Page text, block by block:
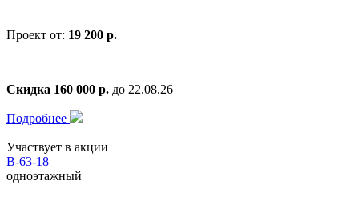
Проект от: 19 200 р.
Скидка 160 000 р. до 22.08.26
Подробнее
Участвует в акции
В-63-18
одноэтажный